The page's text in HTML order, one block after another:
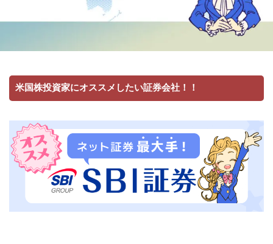
米国株投資家にオススメしたい証券会社！！